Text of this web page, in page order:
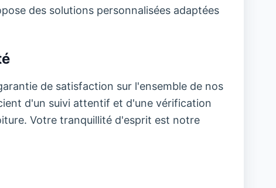
des solutions personnalisées adaptées
de satisfaction sur l'ensemble de nos
d'un suivi attentif et d'une vérification
Votre tranquillité d'esprit est notre